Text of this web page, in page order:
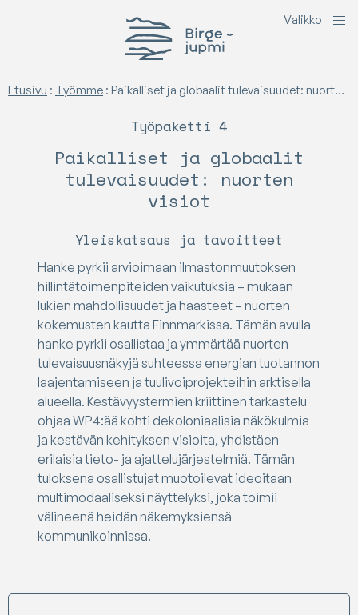
Birgejupmi Valikko
Etusivu : Työmme : Paikalliset ja globaalit tulevaisuudet: nuorten visiot
Työpaketti 4
Paikalliset ja globaalit
tulevaisuudet: nuorten
visiot
Yleiskatsaus ja tavoitteet
Hanke pyrkii arvioimaan ilmastonmuutoksen
hillintätoimenpiteiden vaikutuksia – mukaan
lukien mahdollisuudet ja haasteet – nuorten
kokemusten kautta Finnmarkissa. Tämän avulla
hanke pyrkii osallistaa ja ymmärtää nuorten
tulevaisuusnäkyjä suhteessa energian tuotannon
laajentamiseen ja tuulivoiprojekteihin arktisella
alueella. Kestävyystermien kriittinen tarkastelu
ohjaa WP4:ää kohti dekoloniaalisia näkökulmia
ja kestävän kehityksen visioita, yhdistäen
erilaisia tieto- ja ajattelujärjestelmiä. Tämän
tuloksena osallistujat muotoilevat ideoitaan
multimodaaliseksi näyttelyksi, joka toimii
välineenä heidän näkemyksiensä
kommunikoinnissa.